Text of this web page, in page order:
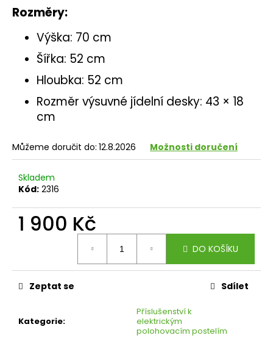
Rozměry:
Výška: 70 cm
Šířka: 52 cm
Hloubka: 52 cm
Rozměr výsuvné jídelní desky: 43 × 18
cm
Můžeme doručit do: 12.8.2026 Možnosti doručení
Skladem
Kód: 2316
1 900 Kč
DO KOŠÍKU
Kategorie:
Příslušenství k
elektrickým
polohovacím postelím
Zeptat se Sdílet